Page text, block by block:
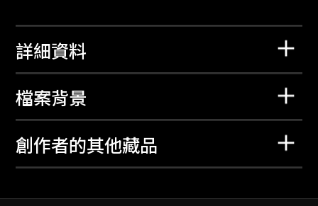
詳細資料
檔案背景
創作者的其他藏品